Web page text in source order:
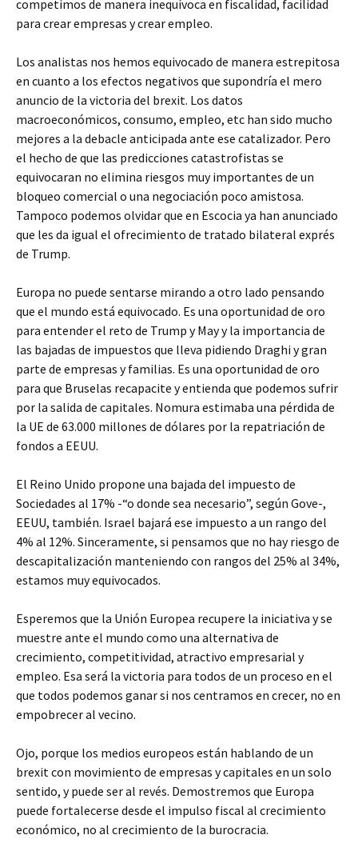
competimos de manera inequívoca en fiscalidad, facilidad
para crear empresas y crear empleo.
Los analistas nos hemos equivocado de manera estrepitosa
en cuanto a los efectos negativos que supondría el mero
anuncio de la victoria del brexit. Los datos
macroeconómicos, consumo, empleo, etc han sido mucho
mejores a la debacle anticipada ante ese catalizador. Pero
el hecho de que las predicciones catastrofistas se
equivocaran no elimina riesgos muy importantes de un
bloqueo comercial o una negociación poco amistosa.
Tampoco podemos olvidar que en Escocia ya han anunciado
que les da igual el ofrecimiento de tratado bilateral exprés
de Trump.
Europa no puede sentarse mirando a otro lado pensando
que el mundo está equivocado. Es una oportunidad de oro
para entender el reto de Trump y May y la importancia de
las bajadas de impuestos que lleva pidiendo Draghi y gran
parte de empresas y familias. Es una oportunidad de oro
para que Bruselas recapacite y entienda que podemos sufrir
por la salida de capitales. Nomura estimaba una pérdida de
la UE de 63.000 millones de dólares por la repatriación de
fondos a EEUU.
El Reino Unido propone una bajada del impuesto de
Sociedades al 17% -“o donde sea necesario”, según Gove-,
EEUU, también. Israel bajará ese impuesto a un rango del
4% al 12%. Sinceramente, si pensamos que no hay riesgo de
descapitalización manteniendo con rangos del 25% al 34%,
estamos muy equivocados.
Esperemos que la Unión Europea recupere la iniciativa y se
muestre ante el mundo como una alternativa de
crecimiento, competitividad, atractivo empresarial y
empleo. Esa será la victoria para todos de un proceso en el
que todos podemos ganar si nos centramos en crecer, no en
empobrecer al vecino.
Ojo, porque los medios europeos están hablando de un
brexit con movimiento de empresas y capitales en un solo
sentido, y puede ser al revés. Demostremos que Europa
puede fortalecerse desde el impulso fiscal al crecimiento
económico, no al crecimiento de la burocracia.